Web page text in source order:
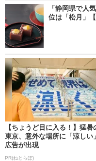
「静岡県で人
位は「松月」
【ちょうど目に入る！】猛暑
東京、意外な場所に「涼しい」
広告が出現
PR(ねとらぼ)